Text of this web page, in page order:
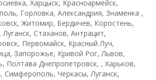
Харцыск, Красноармейск,
Горловка, Александрия, Знаменка ,
Житомир, Бердичев, Коростень,
Стаханов, Антрацит,
Первомайск, Красный Луч,
Запорожье, Кривой Рог, Львов,
Полтава Днепропетровск, , Харьков,
Симферополь, Черкасы, Луганск,